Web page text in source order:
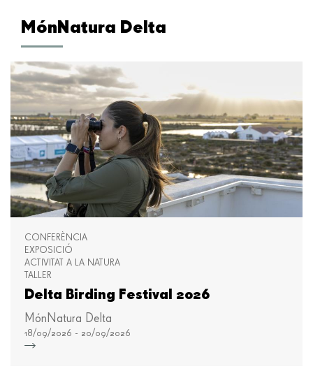
MónNatura Delta
CONFERÈNCIA
EXPOSICIÓ
ACTIVITAT A LA NATURA
TALLER
Delta Birding Festival 2026
MónNatura Delta
18/09/2026 - 20/09/2026